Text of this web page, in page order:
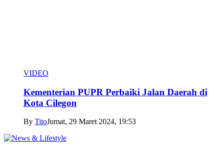
VIDEO
Kementerian PUPR Perbaiki Jalan Daerah di
Kota Cilegon
By TitoJumat, 29 Maret 2024, 19:53